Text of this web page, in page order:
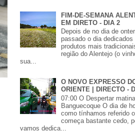
FIM-DE-SEMANA
EM DIRETO - DIA 2
Depois de no dia de
passado o dia dedicados
produtos mais
região do Alentejo (o
sua...
O NOVO EXPRESSO
ORIENTE | DIRECTO -
07:00 O Despertar
Banguecoque O dia de
como tínhamos referido
começa bastante cedo,
vamos dedica...